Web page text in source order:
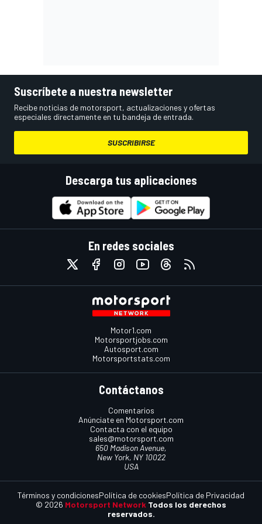
Suscríbete a nuestra newsletter
Recibe noticias de motorsport, actualizaciones y ofertas
especiales directamente en tu bandeja de entrada.
SUSCRIBIRSE
Descarga tus aplicaciones
En redes sociales
Motor1.com
Motorsportjobs.com
Autosport.com
Motorsportstats.com
Contáctanos
Comentarios
Anúnciate en Motorsport.com
Contacta con el equipo
sales@motorsport.com
650 Madison Avenue,
New York, NY 10022
USA
© 2026 Motorsport Network Todos los derechos
reservados.
Términos y condicionesPolítica de cookiesPolítica de Privacidad